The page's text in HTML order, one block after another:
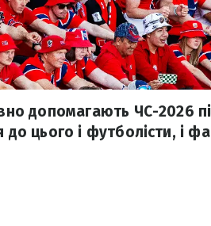
допомагають ЧС-2026
цього і футболісти, і